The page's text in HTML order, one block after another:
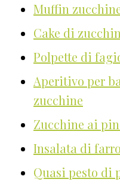
Muffin
Cake di
Polpette di
Aperitivo per
zucchine
Zucchine ai
Insalata di
Quasi pesto di